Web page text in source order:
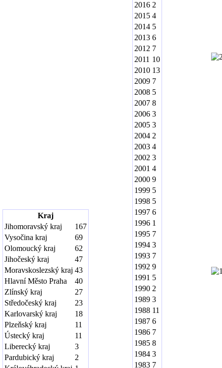
Kraj
Jihomoravský kraj
167
Vysočina kraj
69
Olomoucký kraj
62
Jihočeský kraj
47
Moravskoslezský kraj 43
Hlavní Město Praha
40
Zlínský kraj
27
Středočeský kraj
23
Karlovarský kraj
18
Plzeňský kraj
11
Ústecký kraj
11
Liberecký kraj
3
Pardubický kraj
2
2016 2
2015 4
2014 5
2013 6
2012 7
2011 10
2010 13
2009 7
2008 5
2007 8
2006 3
2005 3
2004 2
2003 4
2002 3
2001 4
2000 9
1999 5
1998 5
1997 6
1996 1
1995 7
1994 3
1993 7
1992 9
1991 5
1990 2
1989 3
1988 11
1987 6
1986 7
1985 8
1984 3
1983 7